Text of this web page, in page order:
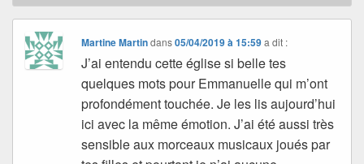
Martine Martindans05/04/2019 à 15:59 a dit :
J’ai entendu cette église si belle tes
quelques mots pour Emmanuelle qui m’ont
profondément touchée. Je les lis aujourd’hui
ici avec la même émotion. J’ai été aussi très
sensible aux morceaux musicaux joués par